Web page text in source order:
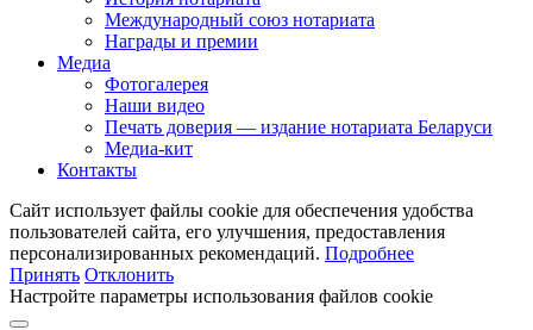
Международный союз нотариата
Награды и премии
Медиа
Фотогалерея
Наши видео
Печать доверия — издание нотариата Беларуси
Медиа-кит
Контакты
Сайт использует файлы cookie для обеспечения удобства
пользователей сайта, его улучшения, предоставления
персонализированных рекомендаций. Подробнее
Принять Отклонить
Настройте параметры использования файлов cookie